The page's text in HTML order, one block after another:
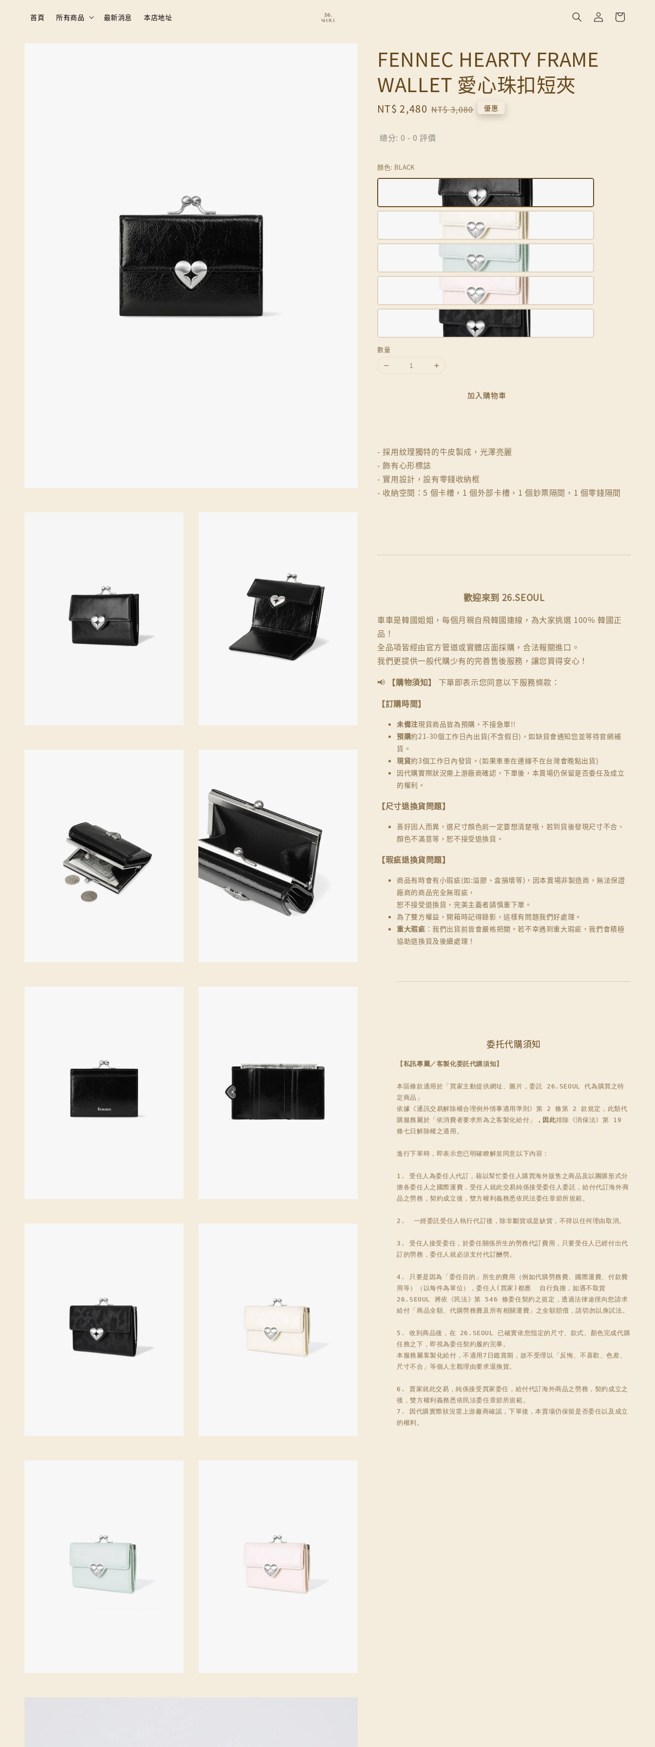
首頁 所有商品 最新消息 本店地址
FENNEC HEARTY FRAME
WALLET 愛心珠扣短夾
Sale
NT$ 2,480 Regular
NT$ 3,080 優惠
總分: 0 - 0 評價
顏色: BLACK
數量
加入購物車
- 採用紋理獨特的牛皮製成，光澤亮麗
- 飾有心形標誌
- 實用設計，設有零錢收納框
- 收納空間：5 個卡槽，1 個外部卡槽，1 個鈔票隔間，1 個零錢隔間
歡迎來到 26.SEOUL
車車是韓國姐姐，每個月親自飛韓國連線，為大家挑選 100% 韓國正
品！
全品項皆經由官方管道或實體店面採購，合法報關進口。
我們更提供一般代購少有的完善售後服務，讓您買得安心！
📢
【購物須知】
下單即表示您同意以下服務條款：
【訂購時間】
未備注現貨商品皆為預購，不接急單!!
預購約21-30個工作日內出貨(不含假日)，如缺貨會通知您並等待官網補
貨。
現貨約3個工作日內發貨。(如果車車在連線不在台灣會晚點出貨)
因代購實際狀況需上游廠商確認，下單後，本賣場仍保留是否委任及成立
的權利。
【尺寸退換貨問題】
喜好因人而異，選尺寸顏色前一定要想清楚哦，若到貨後發現尺寸不合、
顏色不滿意等，恕不接受退換貨。
【瑕疵退換貨問題】
商品有時會有小瑕疵(如:溢膠、盒損壞等)，因本賣場非製造商，無法保證
廠商的商品完全無瑕疵，
恕不接受退換貨，完美主義者請慎重下單。
為了雙方權益，開箱時記得錄影，這樣有問題我們好處理。
重大瑕疵 ：我們出貨前皆會嚴格把關。若不幸遇到重大瑕疵，我們會積極
協助退換貨及後續處理！
委托代購須知
【私訊專屬／客製化委託代購須知】
本區條款適用於「買家主動提供網址、圖片，委託 26.SEOUL 代為購買之特
定商品」
依據《通訊交易解除權合理例外情事適用準則》第 2 條第 2 款規定，此類代
購服務屬於「依消費者要求所為之客製化給付」
，因此排除《消保法》第 19
條七日解除權之適用。
進行下單時，即表示您已明確瞭解並同意以下內容：
1. 受任人為委任人代訂，藉以幫忙委任人購買海外販售之商品及以團購形式分
擔各委任人之國際運費，受任人就此交易純係接受委任人委託，給付代訂海外商
品之勞務，契約成立後，雙方權利義務悉依民法委任章節所規範。
2.  一經委託受任人執行代訂後，除非斷貨或是缺貨，不得以任何理由取消。
3. 受任人接受委任，於委任關係所生的勞務代訂費用，只要受任人已經付出代
訂的勞務，委任人就必須支付代訂酬勞。
4. 只要是因為「委任目的」所生的費用（例如代購勞務費、國際運費、付款費
用等）（以每件為單位），委任人(買家)都應  自行負擔，如遇不取貨
26.SEOUL 將依《民法》第 546 條委任契約之規定，透過法律途徑向您請求
給付「商品全額、代購勞務費及所有相關運費」之全額賠償，請切勿以身試法。
5. 收到商品後，在 26.SEOUL 已確實依您指定的尺寸、款式、顏色完成代購
任務之下，即視為委任契約履約完畢。
本服務屬客製化給付，不適用7日鑑賞期，故不受理以「反悔、不喜歡、色差、
尺寸不合」等個人主觀理由要求退換貨。
6. 賣家就此交易，純係接受買家委任，給付代訂海外商品之勞務，契約成立之
後，雙方權利義務悉依民法委任章節所規範。
7. 因代購實際狀況需上游廠商確認，下單後，本賣場仍保留是否委任以及成立
的權利。